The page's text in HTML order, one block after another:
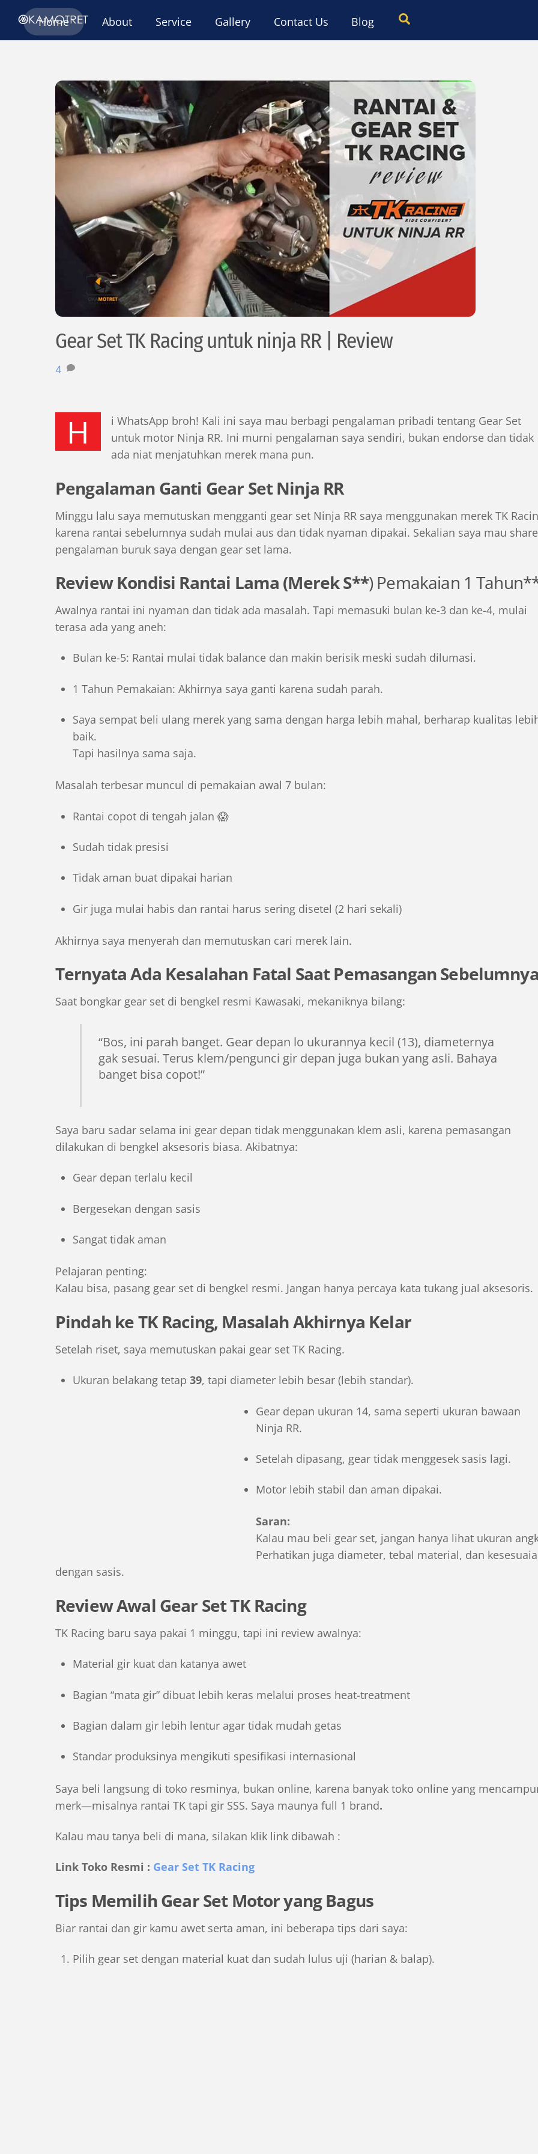
content
Home About Service Gallery Contact Us Blog
Gear Set TK Racing untuk ninja RR | Review
4
H
i WhatsApp broh! Kali ini saya mau berbagi pengalaman pribadi tentang Gear Set
untuk motor Ninja RR. Ini murni pengalaman saya sendiri, bukan endorse dan tidak
ada niat menjatuhkan merek mana pun.
Pengalaman Ganti Gear Set Ninja RR
Minggu lalu saya memutuskan mengganti gear set Ninja RR saya menggunakan merek TK
karena rantai sebelumnya sudah mulai aus dan tidak nyaman dipakai. Sekalian saya mau share
pengalaman buruk saya dengan gear set lama.
Review Kondisi Rantai Lama (Merek S**) Pemakaian 1
Awalnya rantai ini nyaman dan tidak ada masalah. Tapi memasuki bulan ke-3 dan ke-4, mulai
terasa ada yang aneh:
Bulan ke-5: Rantai mulai tidak balance dan makin berisik meski sudah dilumasi.
1 Tahun Pemakaian: Akhirnya saya ganti karena sudah parah.
Saya sempat beli ulang merek yang sama dengan harga lebih mahal, berharap kualitas
baik.
Tapi hasilnya sama saja.
Masalah terbesar muncul di pemakaian awal 7 bulan:
Rantai copot di tengah jalan 😱
Sudah tidak presisi
Tidak aman buat dipakai harian
Gir juga mulai habis dan rantai harus sering disetel (2 hari sekali)
Akhirnya saya menyerah dan memutuskan cari merek lain.
Ternyata Ada Kesalahan Fatal Saat Pemasangan
Saat bongkar gear set di bengkel resmi Kawasaki, mekaniknya bilang:
“Bos, ini parah banget. Gear depan lo ukurannya kecil (13), diameternya
gak sesuai. Terus klem/pengunci gir depan juga bukan yang asli. Bahaya
banget bisa copot!”
Saya baru sadar selama ini gear depan tidak menggunakan klem asli, karena pemasangan
dilakukan di bengkel aksesoris biasa. Akibatnya:
Gear depan terlalu kecil
Bergesekan dengan sasis
Sangat tidak aman
Pelajaran penting:
Kalau bisa, pasang gear set di bengkel resmi. Jangan hanya percaya kata tukang jual aksesoris.
Pindah ke TK Racing, Masalah Akhirnya Kelar
Setelah riset, saya memutuskan pakai gear set TK Racing.
Ukuran belakang tetap 39, tapi diameter lebih besar (lebih standar).
Gear depan ukuran 14, sama seperti ukuran bawaan
Ninja RR.
Setelah dipasang, gear tidak menggesek sasis lagi.
Motor lebih stabil dan aman dipakai.
Saran:
Kalau mau beli gear set, jangan hanya lihat ukuran
Perhatikan juga diameter, tebal material, dan
dengan sasis.
Review Awal Gear Set TK Racing
TK Racing baru saya pakai 1 minggu, tapi ini review awalnya:
Material gir kuat dan katanya awet
Bagian “mata gir” dibuat lebih keras melalui proses heat-treatment
Bagian dalam gir lebih lentur agar tidak mudah getas
Standar produksinya mengikuti spesifikasi internasional
Saya beli langsung di toko resminya, bukan online, karena banyak toko online yang
merk—misalnya rantai TK tapi gir SSS. Saya maunya full 1 brand.
Kalau mau tanya beli di mana, silakan klik link dibawah :
Link Toko Resmi : Gear Set TK Racing
Tips Memilih Gear Set Motor yang Bagus
Biar rantai dan gir kamu awet serta aman, ini beberapa tips dari saya:
Pilih gear set dengan material kuat dan sudah lulus uji (harian & balap).